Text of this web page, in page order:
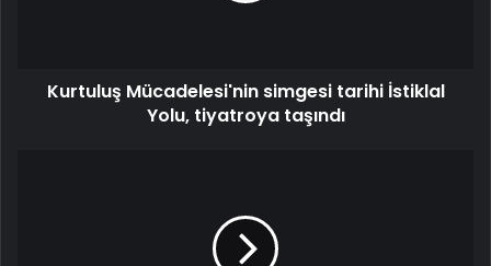
Kurtuluş Mücadelesi'nin simgesi tarihi İstiklal
Yolu, tiyatroya taşındı